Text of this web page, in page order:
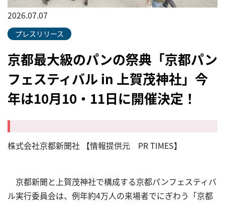
2026.07.07
プレスリリース
京都最大級のパンの祭典「京都パン
フェスティバル in 上賀茂神社」今
年は10月10・11日に開催決定！
株式会社京都新聞社 【情報提供元 PR TIMES】
京都新聞と上賀茂神社で構成する京都パンフェスティバ
ル実行委員会は、例年約4万人の来場者でにぎわう「京都